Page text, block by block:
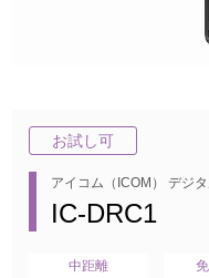
お試し可
アイコム（ICOM） デジ
IC-DRC1
中距離